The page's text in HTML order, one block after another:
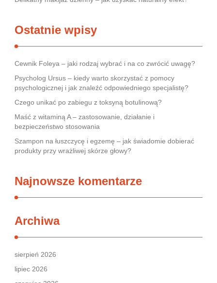
Ostatnie wpisy
Cewnik Foleya – jaki rodzaj wybrać i na co zwrócić uwagę?
Psycholog Ursus – kiedy warto skorzystać z pomocy
psychologicznej i jak znaleźć odpowiedniego specjalistę?
Czego unikać po zabiegu z toksyną botulinową?
Maść z witaminą A – zastosowanie, działanie i
bezpieczeństwo stosowania
Szampon na łuszczycę i egzemę – jak świadomie dobierać
produkty przy wrażliwej skórze głowy?
Najnowsze komentarze
Archiwa
sierpień 2026
lipiec 2026